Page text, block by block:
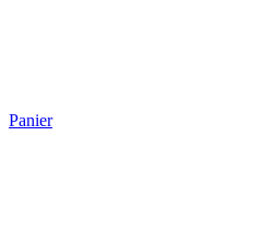
Panier